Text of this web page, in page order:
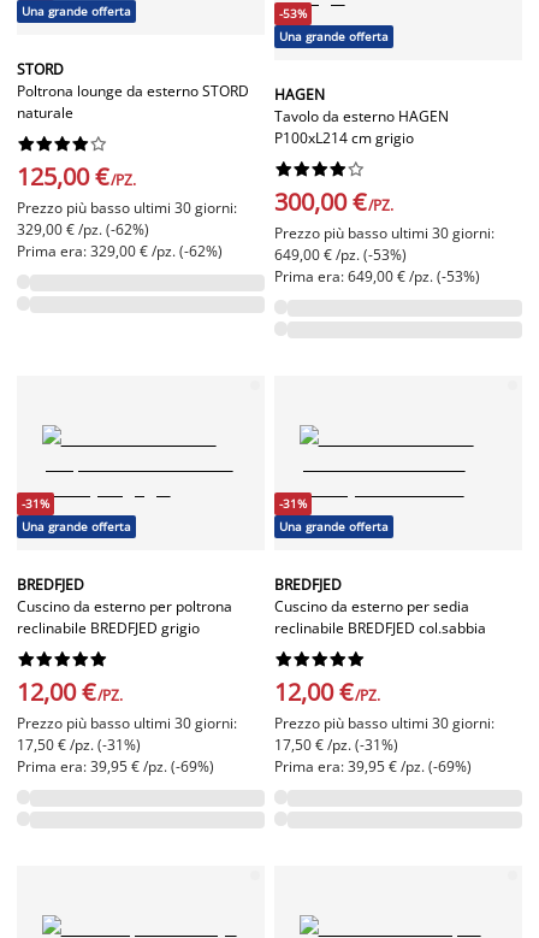
Una grande offerta
STORD
Poltrona lounge da esterno STORD
naturale






125,00 €/PZ.
Prezzo più basso ultimi 30 giorni:
329,00 € /pz. (-62%)
Prima era: 329,00 € /pz. (-62%)
-53%
Una grande offerta
HAGEN
Tavolo da esterno HAGEN
P100xL214 cm grigio






300,00 €/PZ.
Prezzo più basso ultimi 30 giorni:
649,00 € /pz. (-53%)
Prima era: 649,00 € /pz. (-53%)
-31%
Una grande offerta
BREDFJED
Cuscino da esterno per poltrona
reclinabile BREDFJED grigio






12,00 €/PZ.
Prezzo più basso ultimi 30 giorni:
17,50 € /pz. (-31%)
Prima era: 39,95 € /pz. (-69%)
-31%
Una grande offerta
BREDFJED
Cuscino da esterno per sedia
reclinabile BREDFJED col.sabbia






12,00 €/PZ.
Prezzo più basso ultimi 30 giorni:
17,50 € /pz. (-31%)
Prima era: 39,95 € /pz. (-69%)